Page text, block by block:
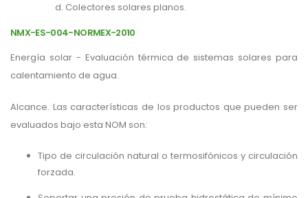
Colectores solares planos.
NMX-ES-004-NORMEX-2010
Energía solar - Evaluación térmica de sistemas solares para
calentamiento de agua.
Alcance. Las características de los productos que pueden ser
evaluados bajo esta NOM son:
Tipo de circulación natural o termosifónicos y circulación
forzada.